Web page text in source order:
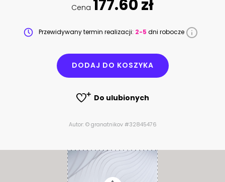
Cena 177.60 zł
Przewidywany termin realizacji: 2-5 dni robocze
DODAJ DO KOSZYKA
Do ulubionych
Autor: © granatnikov #32845476